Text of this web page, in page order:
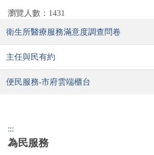
:::
為民服務
瀏覽人數：1431
衛生所醫療服務滿意度調查問卷
主任與民有約
便民服務-市府雲端櫃台